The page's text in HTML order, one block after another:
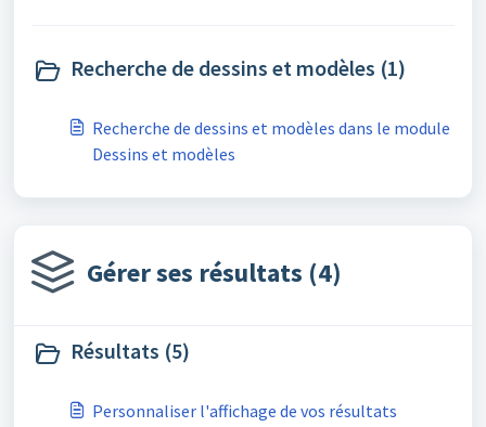
Recherche de dessins et modèles (1)
Recherche de dessins et modèles dans le module
Dessins et modèles
Gérer ses résultats (4)
Résultats (5)
Personnaliser l'affichage de vos résultats